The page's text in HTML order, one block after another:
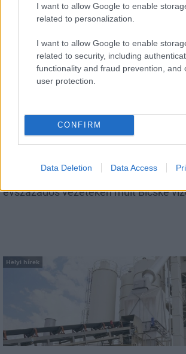
I want to allow Google to enable
related to personalization.
I want to allow Google to enable
related to security, including
functionality and fraud prevention, and
user protection.
CONFIRM
Data Deletion Data Access
csökken a riasztás
Helyi hírek
évszázados vezetéken múlt Bicske
Helyi hírek